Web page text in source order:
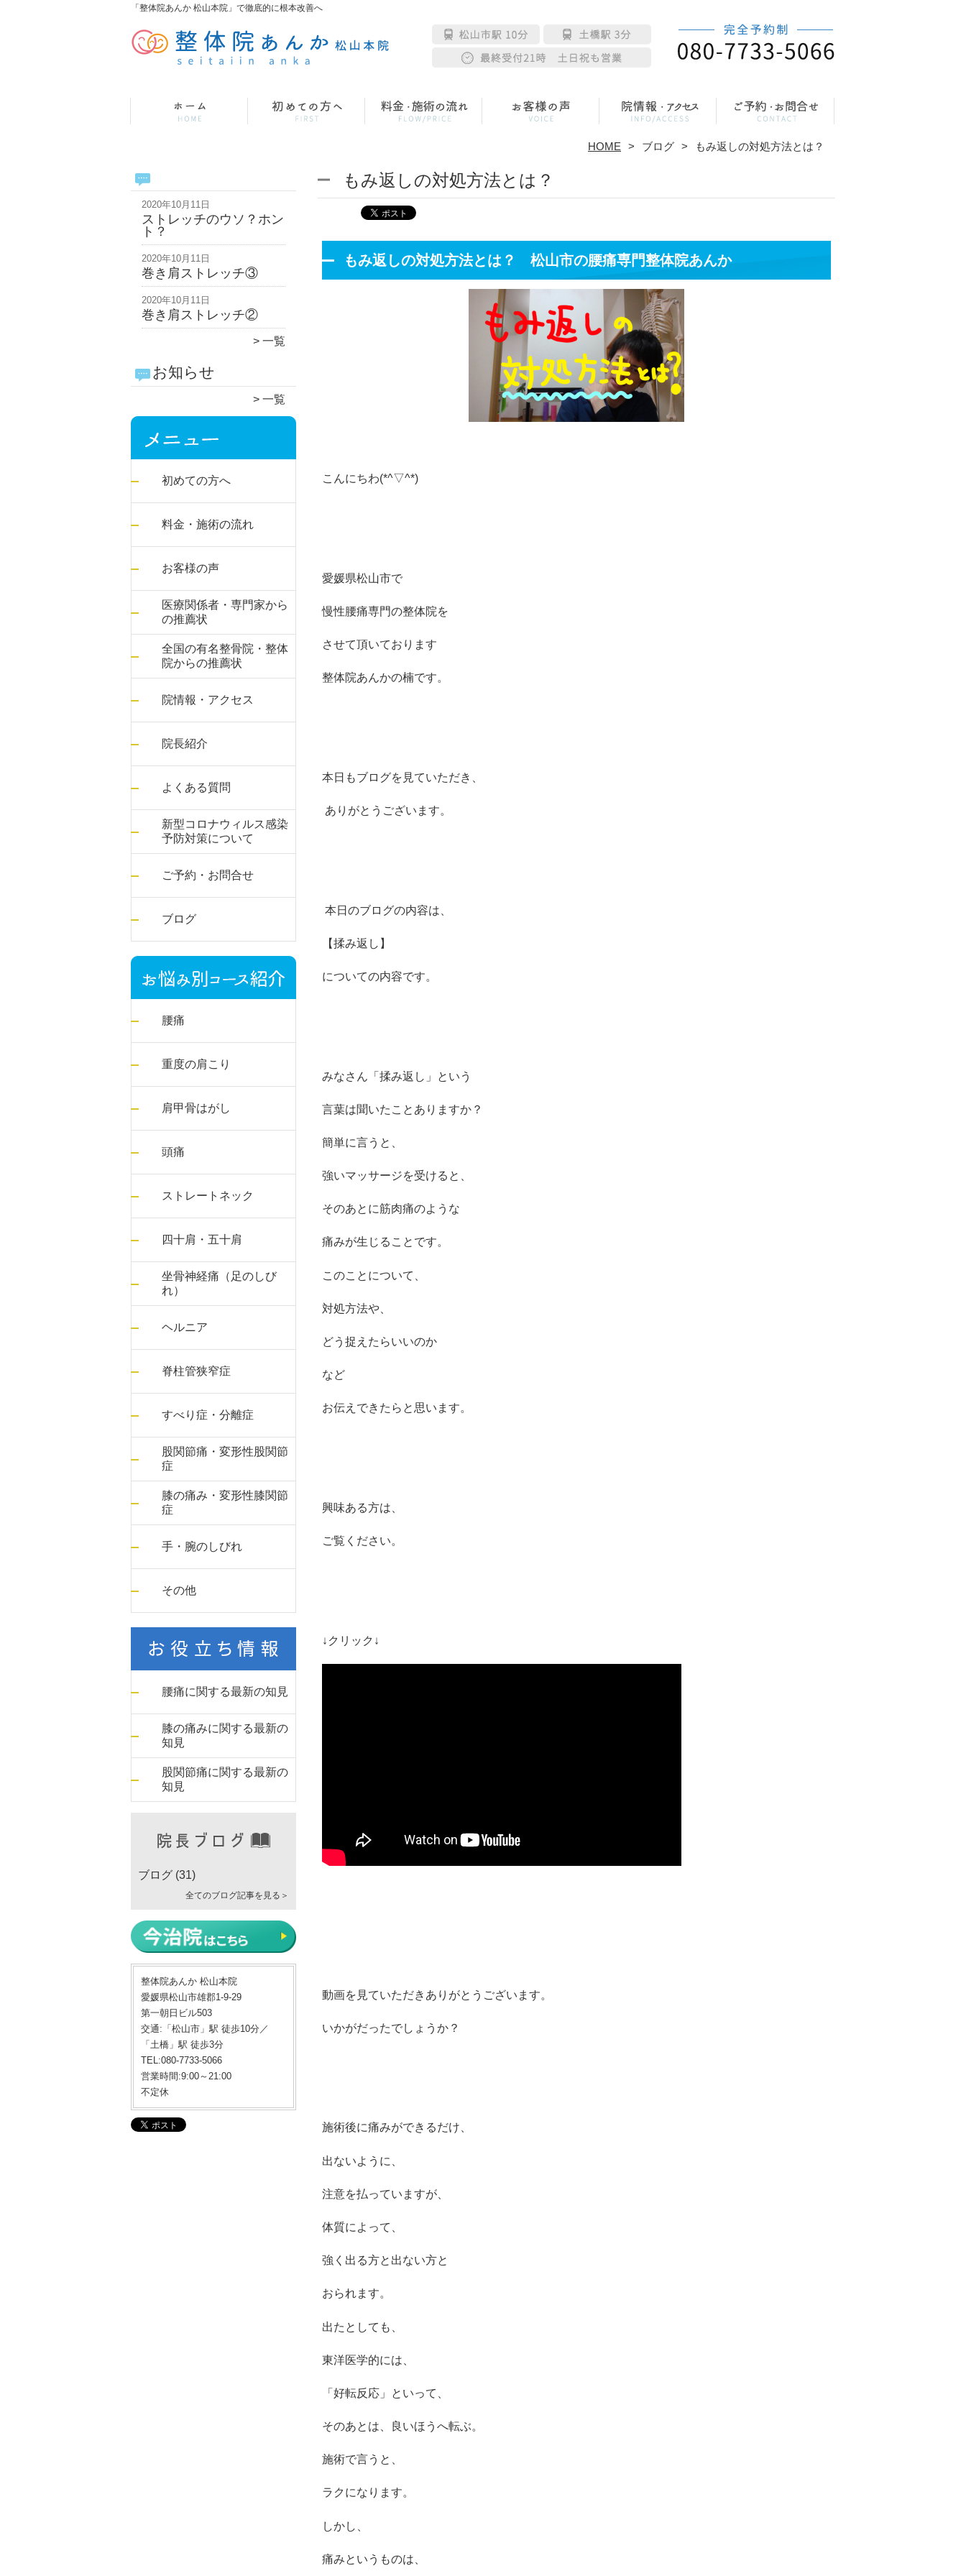
「整体院あんか 松山本院」で徹底的に根本改善へ
HOME ブログ もみ返しの対処方法とは？
2020年10月11日
ストレッチのウソ？ホン
ト？
2020年10月11日
巻き肩ストレッチ③
2020年10月11日
巻き肩ストレッチ②
一覧
お知らせ
一覧
初めての方へ
料金・施術の流れ
お客様の声
医療関係者・専門家から
の推薦状
全国の有名整骨院・整体
院からの推薦状
院情報・アクセス
院長紹介
よくある質問
新型コロナウィルス感染
予防対策について
ご予約・お問合せ
ブログ
腰痛
重度の肩こり
肩甲骨はがし
頭痛
ストレートネック
四十肩・五十肩
坐骨神経痛（足のしび
れ）
ヘルニア
脊柱管狭窄症
すべり症・分離症
股関節痛・変形性股関節
症
膝の痛み・変形性膝関節
症
手・腕のしびれ
その他
腰痛に関する最新の知見
膝の痛みに関する最新の
知見
股関節痛に関する最新の
知見
ブログ (31)
全てのブログ記事を見る＞
整体院あんか 松山本院
愛媛県松山市雄郡1-9-29
第一朝日ビル503
交通:「松山市」駅 徒歩10分／
「土橋」駅 徒歩3分
TEL:080-7733-5066
営業時間:9:00～21:00
不定休
もみ返しの対処方法とは？
もみ返しの対処方法とは？ 松山市の腰痛専門整体院あんか
こんにちわ(*^▽^*)
愛媛県松山市で
慢性腰痛専門の整体院を
させて頂いております
整体院あんかの楠です。
本日もブログを見ていただき、
ありがとうございます。
本日のブログの内容は、
【揉み返し】
についての内容です。
みなさん「揉み返し」という
言葉は聞いたことありますか？
簡単に言うと、
強いマッサージを受けると、
そのあとに筋肉痛のような
痛みが生じることです。
このことについて、
対処方法や、
どう捉えたらいいのか
など
お伝えできたらと思います。
興味ある方は、
ご覧ください。
↓クリック↓
動画を見ていただきありがとうございます。
いかがだったでしょうか？
施術後に痛みができるだけ、
出ないように、
注意を払っていますが、
体質によって、
強く出る方と出ない方と
おられます。
出たとしても、
東洋医学的には、
「好転反応」といって、
そのあとは、良いほうへ転ぶ。
施術で言うと、
ラクになります。
しかし、
痛みというものは、